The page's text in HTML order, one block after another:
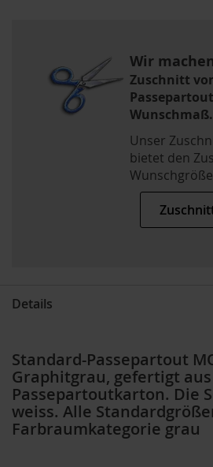
Wir
Zuschnitt
Wunschmaß.
Unser
bietet den
Details
Standard-Passepartout
Graphitgrau, gefertigt
Passepartoutkarton. Die
weiss. Alle
Farbraumkategorie grau